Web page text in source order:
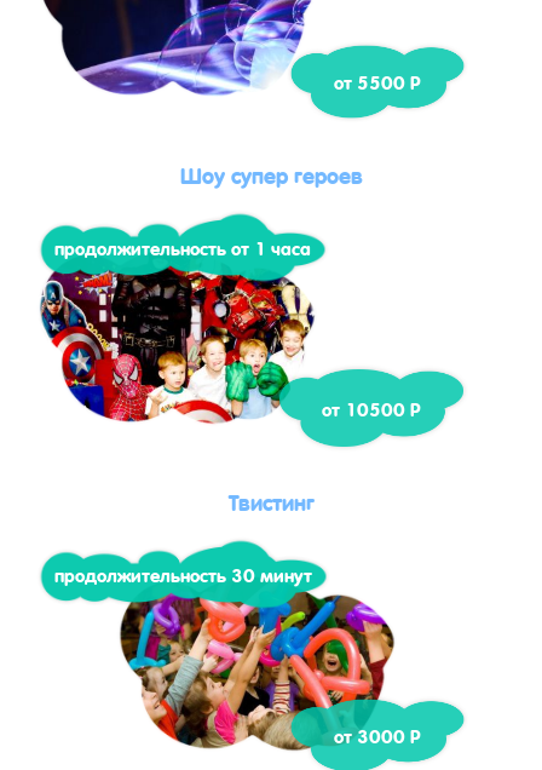
от 5500 Р
Шоу супер героев
продолжительность от 1 часа
от 10500 Р
Твистинг
продолжительность 30 минут
от 3000 Р